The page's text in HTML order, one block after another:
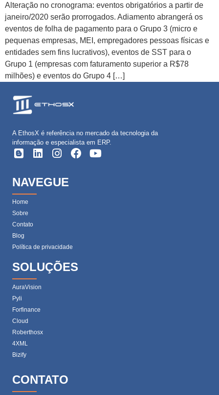
Alteração no cronograma: eventos obrigatórios a partir de
janeiro/2020 serão prorrogados. Adiamento abrangerá os
eventos de folha de pagamento para o Grupo 3 (micro e
pequenas empresas, MEI, empregadores pessoas físicas e
entidades sem fins lucrativos), eventos de SST para o
Grupo 1 (empresas com faturamento superior a R$78
milhões) e eventos do Grupo 4 […]
A EthosX é referência no mercado da tecnologia da
informação e especialista em ERP.
NAVEGUE
Home
Sobre
Contato
Blog
Política de privacidade
SOLUÇÕES
AuraVision
Pyli
Forfinance
Cloud
Roberthosx
4XML
Bizify
CONTATO